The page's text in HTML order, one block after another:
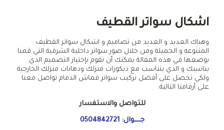
اشكال سواتر القطيف
وهناك العديد و العديد من تصاميم و اشكال سواتر القطيف
المتنوعه و الجميلة ومن خلال صور سواتر داخلية الشرقية التي قمنا
بوضعها في هذه المقالة يمكنك أن تقوم بإختيار التصميم الذي
يناسبك و الذي يتناسب مع ديكورات منزلك ودهانات منزلك الخارجية
ولكي تحصل على أفضل تركيب سواتر قماش الدمام تواصل معنا
على أرقامنا التالية.
للتواصل والاستفسار
جــــوال:0504842721